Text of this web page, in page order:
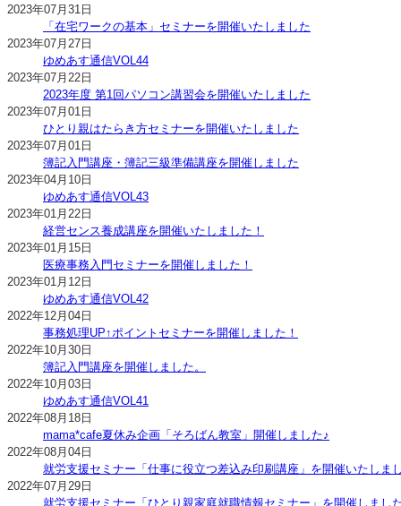
2023年07月31日
「在宅ワークの基本」セミナーを開催いたしました
2023年07月27日
ゆめあす通信VOL44
2023年07月22日
2023年度 第1回パソコン講習会を開催いたしました
2023年07月01日
ひとり親はたらき方セミナーを開催いたしました
2023年07月01日
簿記入門講座・簿記三級準備講座を開催しました
2023年04月10日
ゆめあす通信VOL43
2023年01月22日
経営センス養成講座を開催いたしました！
2023年01月15日
医療事務入門セミナーを開催しました！
2023年01月12日
ゆめあす通信VOL42
2022年12月04日
事務処理UP↑ポイントセミナーを開催しました！
2022年10月30日
簿記入門講座を開催しました。
2022年10月03日
ゆめあす通信VOL41
2022年08月18日
mama*cafe夏休み企画「そろばん教室」開催しました♪
2022年08月04日
就労支援セミナー「仕事に役立つ差込み印刷講座」を開催いたしま
2022年07月29日
就労支援セミナー「ひとり親家庭就職情報セミナー」を開催しまし